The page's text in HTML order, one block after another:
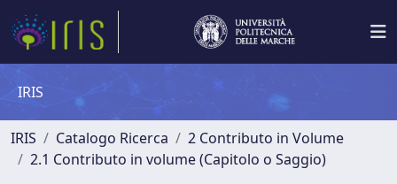
IRIS
IRIS Catalogo Ricerca
2 Contributo in Volume
2.1 Contributo in volume (Capitolo o Saggio)